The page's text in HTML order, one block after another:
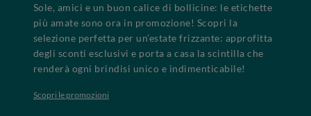
Sole, amici e un buon calice di bollicine: le etichette
più amate sono ora in promozione! Scopri la
selezione perfetta per un’estate frizzante: approfitta
degli sconti esclusivi e porta a casa la scintilla che
renderà ogni brindisi unico e indimenticabile!
Scopri le promozioni